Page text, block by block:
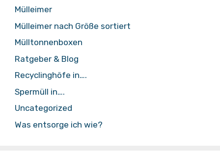
Mülleimer
Mülleimer nach Größe sortiert
Mülltonnenboxen
Ratgeber & Blog
Recyclinghöfe in….
Spermüll in….
Uncategorized
Was entsorge ich wie?